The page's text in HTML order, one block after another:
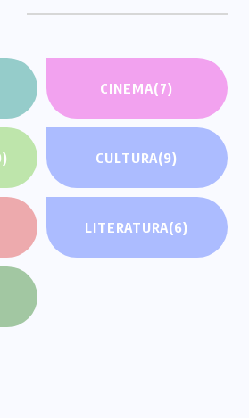
CINEMA(7)
CULTURA(9)
LITERATURA(6)